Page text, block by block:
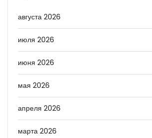
августа 2026
июля 2026
июня 2026
мая 2026
апреля 2026
марта 2026